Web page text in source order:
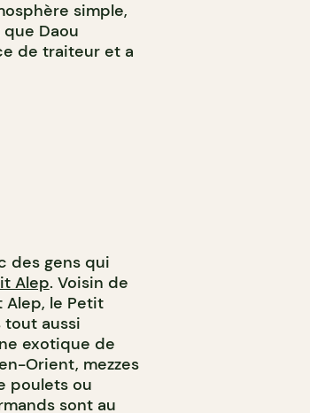
simple,
Daou
de traiteur et a
des gens qui
Alep. Voisin de
le Petit
aussi
exotique de
Orient, mezzes
poulets ou
sont au